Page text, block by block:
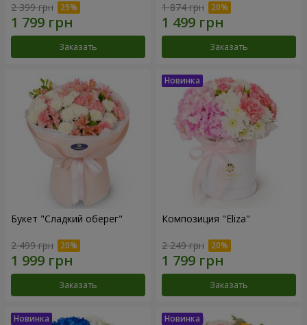
2 399 грн
Заказать
1 874 грн
Заказать
Букет "Сладкий оберег"
2 499 грн
Заказать
Композиция "Eliza"
2 249 грн
Заказать